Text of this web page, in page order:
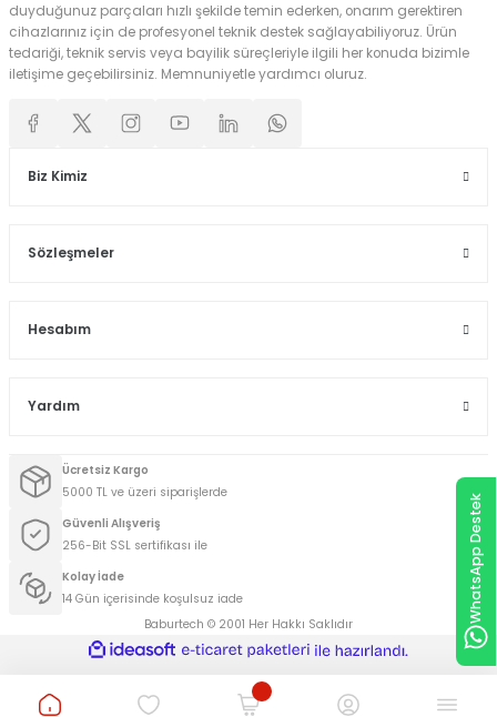
duyduğunuz parçaları hızlı şekilde temin ederken, onarım gerektiren
cihazlarınız için de profesyonel teknik destek sağlayabiliyoruz. Ürün
tedariği, teknik servis veya bayilik süreçleriyle ilgili her konuda bizimle
iletişime geçebilirsiniz. Memnuniyetle yardımcı oluruz.
Biz Kimiz
Sözleşmeler
Hesabım
Yardım
Ücretsiz Kargo
5000 TL ve üzeri siparişlerde
Güvenli Alışveriş
256-Bit SSL sertifikası ile
Kolay İade
14 Gün içerisinde koşulsuz iade
Baburtech © 2001 Her Hakkı Saklıdır
WhatsApp Destek
ideasoft
e-
hazırlandı.